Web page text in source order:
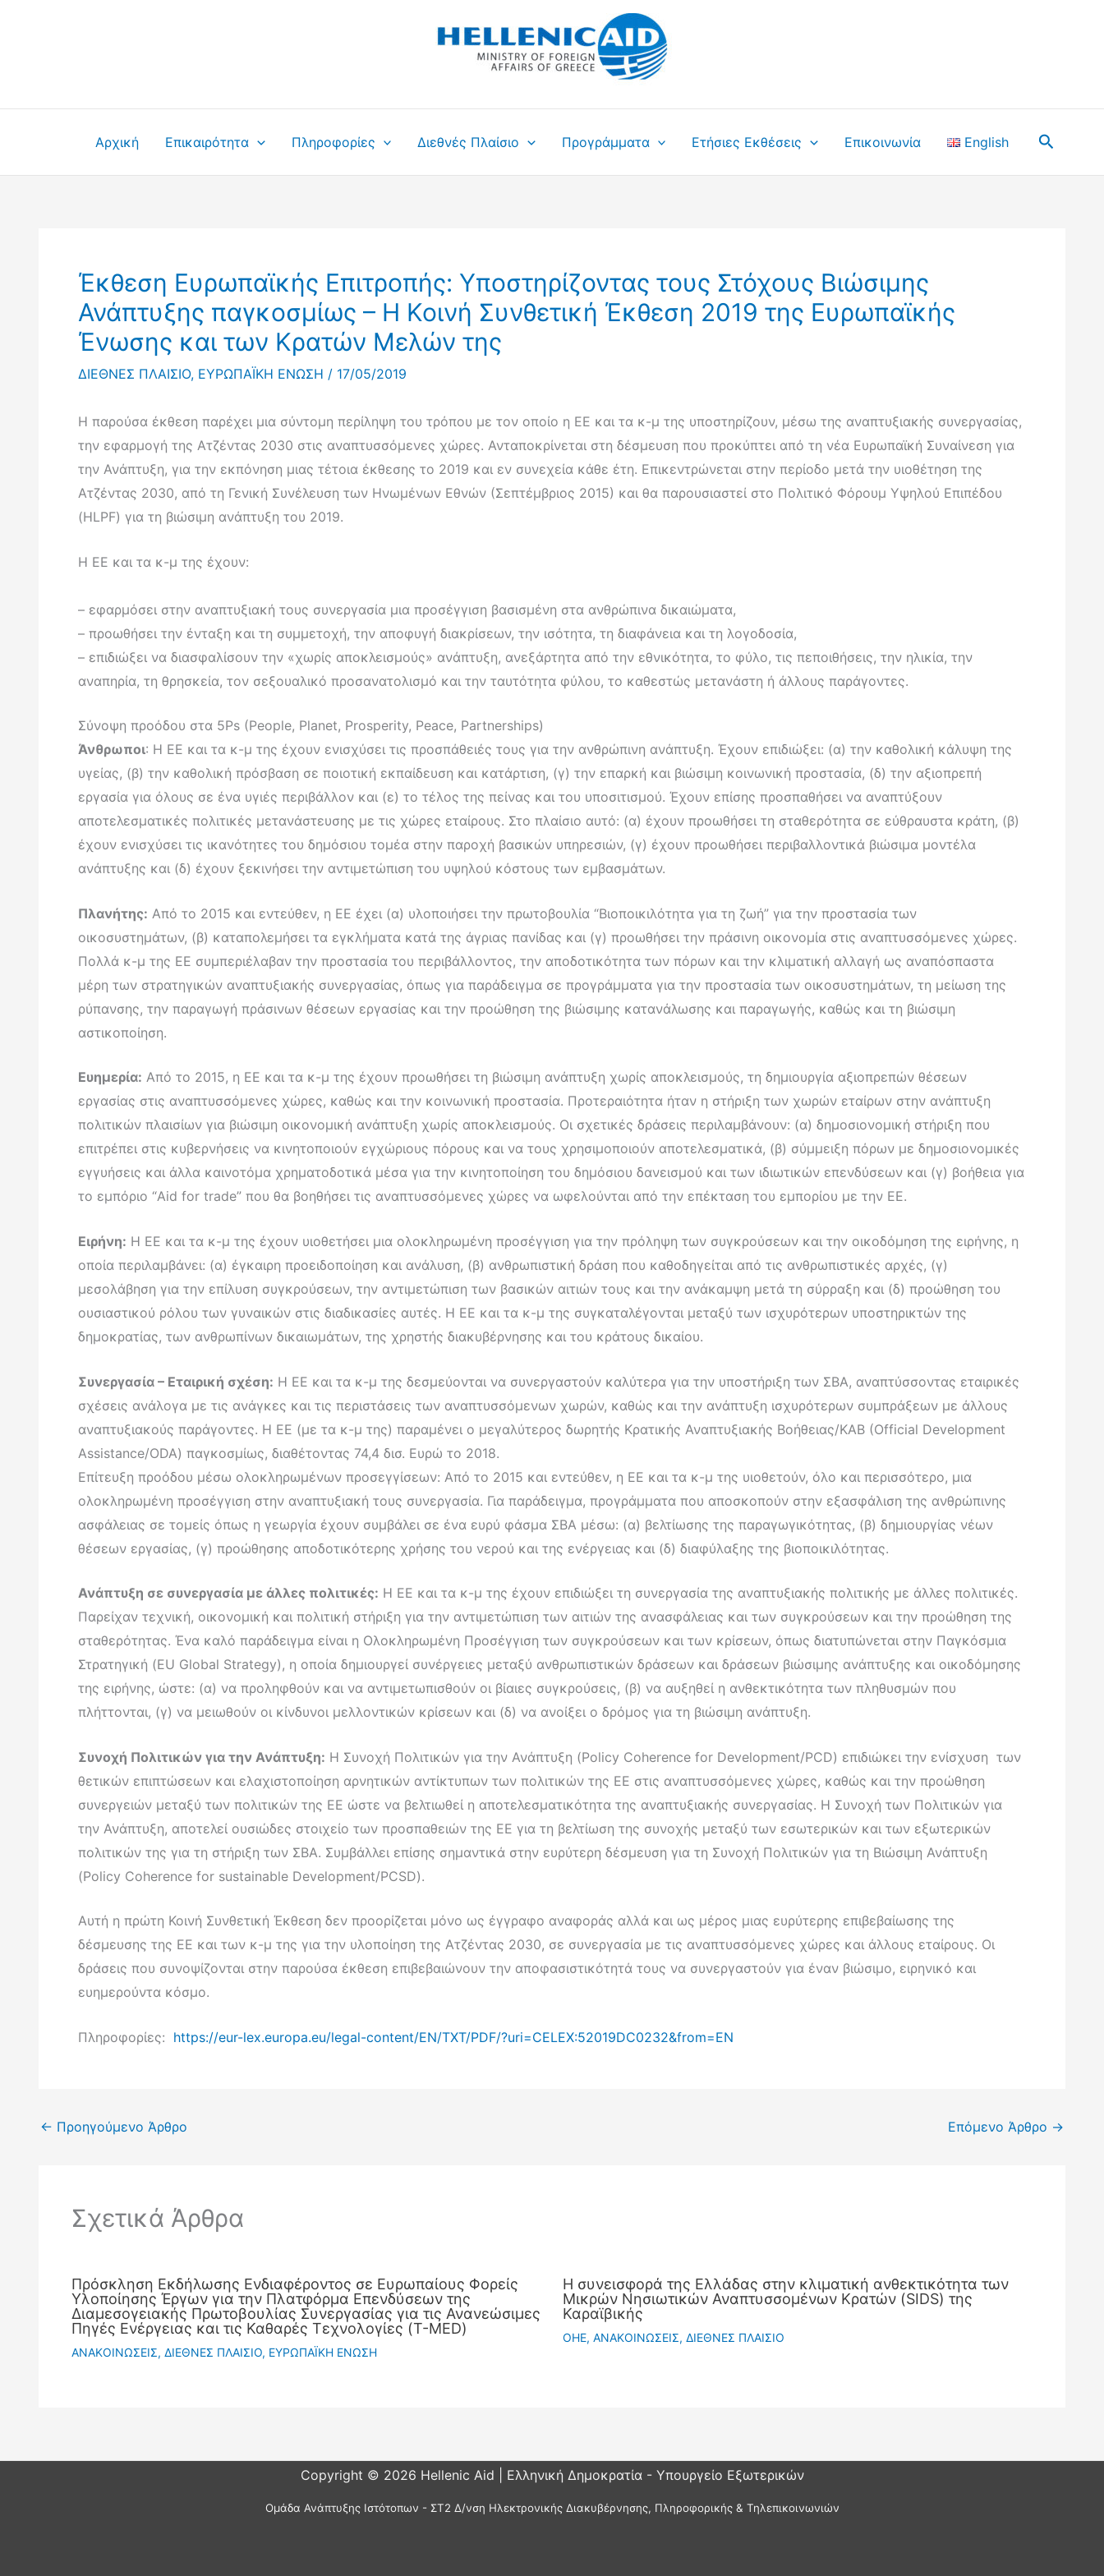
Αρχική Επικαιρότητα Πληροφορίες Διεθνές Πλαίσιο Προγράμματα Ετήσιες Εκθέσεις Επικοινωνία English
Έκθεση Ευρωπαϊκής Επιτροπής: Υποστηρίζοντας τους Στόχους Βιώσιμης
Ανάπτυξης παγκοσμίως – Η Κοινή Συνθετική Έκθεση 2019 της Ευρωπαϊκής
Ένωσης και των Κρατών Μελών της
ΔΙΕΘΝΕΣ ΠΛΑΙΣΙΟ, ΕΥΡΩΠΑΪΚΗ ΕΝΩΣΗ / 17/05/2019
Η παρούσα έκθεση παρέχει μια σύντομη περίληψη του τρόπου με τον οποίο η ΕΕ και τα κ-μ της υποστηρίζουν, μέσω της αναπτυξιακής συνεργασίας,
την εφαρμογή της Ατζέντας 2030 στις αναπτυσσόμενες χώρες. Ανταποκρίνεται στη δέσμευση που προκύπτει από τη νέα Ευρωπαϊκή Συναίνεση για
την Ανάπτυξη, για την εκπόνηση μιας τέτοια έκθεσης το 2019 και εν συνεχεία κάθε έτη. Επικεντρώνεται στην περίοδο μετά την υιοθέτηση της
Ατζέντας 2030, από τη Γενική Συνέλευση των Ηνωμένων Εθνών (Σεπτέμβριος 2015) και θα παρουσιαστεί στο Πολιτικό Φόρουμ Υψηλού Επιπέδου
(HLPF) για τη βιώσιμη ανάπτυξη του 2019.
Η ΕΕ και τα κ-μ της έχουν:
– εφαρμόσει στην αναπτυξιακή τους συνεργασία μια προσέγγιση βασισμένη στα ανθρώπινα δικαιώματα,
– προωθήσει την ένταξη και τη συμμετοχή, την αποφυγή διακρίσεων, την ισότητα, τη διαφάνεια και τη λογοδοσία,
– επιδιώξει να διασφαλίσουν την «χωρίς αποκλεισμούς» ανάπτυξη, ανεξάρτητα από την εθνικότητα, το φύλο, τις πεποιθήσεις, την ηλικία, την
αναπηρία, τη θρησκεία, τον σεξουαλικό προσανατολισμό και την ταυτότητα φύλου, το καθεστώς μετανάστη ή άλλους παράγοντες.
Σύνοψη προόδου στα 5Ps (People, Planet, Prosperity, Peace, Partnerships)
Άνθρωποι: Η ΕΕ και τα κ-μ της έχουν ενισχύσει τις προσπάθειές τους για την ανθρώπινη ανάπτυξη. Έχουν επιδιώξει: (α) την καθολική κάλυψη της
υγείας, (β) την καθολική πρόσβαση σε ποιοτική εκπαίδευση και κατάρτιση, (γ) την επαρκή και βιώσιμη κοινωνική προστασία, (δ) την αξιοπρεπή
εργασία για όλους σε ένα υγιές περιβάλλον και (ε) το τέλος της πείνας και του υποσιτισμού. Έχουν επίσης προσπαθήσει να αναπτύξουν
αποτελεσματικές πολιτικές μετανάστευσης με τις χώρες εταίρους. Στο πλαίσιο αυτό: (α) έχουν προωθήσει τη σταθερότητα σε εύθραυστα κράτη, (β)
έχουν ενισχύσει τις ικανότητες του δημόσιου τομέα στην παροχή βασικών υπηρεσιών, (γ) έχουν προωθήσει περιβαλλοντικά βιώσιμα μοντέλα
ανάπτυξης και (δ) έχουν ξεκινήσει την αντιμετώπιση του υψηλού κόστους των εμβασμάτων.
Πλανήτης: Από το 2015 και εντεύθεν, η ΕΕ έχει (α) υλοποιήσει την πρωτοβουλία “Βιοποικιλότητα για τη ζωή” για την προστασία των
οικοσυστημάτων, (β) καταπολεμήσει τα εγκλήματα κατά της άγριας πανίδας και (γ) προωθήσει την πράσινη οικονομία στις αναπτυσσόμενες χώρες.
Πολλά κ-μ της ΕΕ συμπεριέλαβαν την προστασία του περιβάλλοντος, την αποδοτικότητα των πόρων και την κλιματική αλλαγή ως αναπόσπαστα
μέρη των στρατηγικών αναπτυξιακής συνεργασίας, όπως για παράδειγμα σε προγράμματα για την προστασία των οικοσυστημάτων, τη μείωση της
ρύπανσης, την παραγωγή πράσινων θέσεων εργασίας και την προώθηση της βιώσιμης κατανάλωσης και παραγωγής, καθώς και τη βιώσιμη
αστικοποίηση.
Ευημερία: Από το 2015, η ΕΕ και τα κ-μ της έχουν προωθήσει τη βιώσιμη ανάπτυξη χωρίς αποκλεισμούς, τη δημιουργία αξιοπρεπών θέσεων
εργασίας στις αναπτυσσόμενες χώρες, καθώς και την κοινωνική προστασία. Προτεραιότητα ήταν η στήριξη των χωρών εταίρων στην ανάπτυξη
πολιτικών πλαισίων για βιώσιμη οικονομική ανάπτυξη χωρίς αποκλεισμούς. Οι σχετικές δράσεις περιλαμβάνουν: (α) δημοσιονομική στήριξη που
επιτρέπει στις κυβερνήσεις να κινητοποιούν εγχώριους πόρους και να τους χρησιμοποιούν αποτελεσματικά, (β) σύμμειξη πόρων με δημοσιονομικές
εγγυήσεις και άλλα καινοτόμα χρηματοδοτικά μέσα για την κινητοποίηση του δημόσιου δανεισμού και των ιδιωτικών επενδύσεων και (γ) βοήθεια για
το εμπόριο “Aid for trade” που θα βοηθήσει τις αναπτυσσόμενες χώρες να ωφελούνται από την επέκταση του εμπορίου με την ΕΕ.
Ειρήνη: Η ΕΕ και τα κ-μ της έχουν υιοθετήσει μια ολοκληρωμένη προσέγγιση για την πρόληψη των συγκρούσεων και την οικοδόμηση της ειρήνης, η
οποία περιλαμβάνει: (α) έγκαιρη προειδοποίηση και ανάλυση, (β) ανθρωπιστική δράση που καθοδηγείται από τις ανθρωπιστικές αρχές, (γ)
μεσολάβηση για την επίλυση συγκρούσεων, την αντιμετώπιση των βασικών αιτιών τους και την ανάκαμψη μετά τη σύρραξη και (δ) προώθηση του
ουσιαστικού ρόλου των γυναικών στις διαδικασίες αυτές. Η ΕΕ και τα κ-μ της συγκαταλέγονται μεταξύ των ισχυρότερων υποστηρικτών της
δημοκρατίας, των ανθρωπίνων δικαιωμάτων, της χρηστής διακυβέρνησης και του κράτους δικαίου.
Συνεργασία – Εταιρική σχέση: Η ΕΕ και τα κ-μ της δεσμεύονται να συνεργαστούν καλύτερα για την υποστήριξη των ΣΒΑ, αναπτύσσοντας εταιρικές
σχέσεις ανάλογα με τις ανάγκες και τις περιστάσεις των αναπτυσσόμενων χωρών, καθώς και την ανάπτυξη ισχυρότερων συμπράξεων με άλλους
αναπτυξιακούς παράγοντες. Η ΕΕ (με τα κ-μ της) παραμένει ο μεγαλύτερος δωρητής Κρατικής Αναπτυξιακής Βοήθειας/ΚΑΒ (Official Development
Assistance/ODA) παγκοσμίως, διαθέτοντας 74,4 δισ. Ευρώ το 2018.
Επίτευξη προόδου μέσω ολοκληρωμένων προσεγγίσεων: Από το 2015 και εντεύθεν, η ΕΕ και τα κ-μ της υιοθετούν, όλο και περισσότερο, μια
ολοκληρωμένη προσέγγιση στην αναπτυξιακή τους συνεργασία. Για παράδειγμα, προγράμματα που αποσκοπούν στην εξασφάλιση της ανθρώπινης
ασφάλειας σε τομείς όπως η γεωργία έχουν συμβάλει σε ένα ευρύ φάσμα ΣΒΑ μέσω: (α) βελτίωσης της παραγωγικότητας, (β) δημιουργίας νέων
θέσεων εργασίας, (γ) προώθησης αποδοτικότερης χρήσης του νερού και της ενέργειας και (δ) διαφύλαξης της βιοποικιλότητας.
Ανάπτυξη σε συνεργασία με άλλες πολιτικές: Η ΕΕ και τα κ-μ της έχουν επιδιώξει τη συνεργασία της αναπτυξιακής πολιτικής με άλλες πολιτικές.
Παρείχαν τεχνική, οικονομική και πολιτική στήριξη για την αντιμετώπιση των αιτιών της ανασφάλειας και των συγκρούσεων και την προώθηση της
σταθερότητας. Ένα καλό παράδειγμα είναι η Ολοκληρωμένη Προσέγγιση των συγκρούσεων και των κρίσεων, όπως διατυπώνεται στην Παγκόσμια
Στρατηγική (EU Global Strategy), η οποία δημιουργεί συνέργειες μεταξύ ανθρωπιστικών δράσεων και δράσεων βιώσιμης ανάπτυξης και οικοδόμησης
της ειρήνης, ώστε: (α) να προληφθούν και να αντιμετωπισθούν οι βίαιες συγκρούσεις, (β) να αυξηθεί η ανθεκτικότητα των πληθυσμών που
πλήττονται, (γ) να μειωθούν οι κίνδυνοι μελλοντικών κρίσεων και (δ) να ανοίξει ο δρόμος για τη βιώσιμη ανάπτυξη.
Συνοχή Πολιτικών για την Ανάπτυξη: Η Συνοχή Πολιτικών για την Ανάπτυξη (Policy Coherence for Development/PCD) επιδιώκει την ενίσχυση των
θετικών επιπτώσεων και ελαχιστοποίηση αρνητικών αντίκτυπων των πολιτικών της ΕΕ στις αναπτυσσόμενες χώρες, καθώς και την προώθηση
συνεργειών μεταξύ των πολιτικών της ΕΕ ώστε να βελτιωθεί η αποτελεσματικότητα της αναπτυξιακής συνεργασίας. Η Συνοχή των Πολιτικών για
την Ανάπτυξη, αποτελεί ουσιώδες στοιχείο των προσπαθειών της ΕΕ για τη βελτίωση της συνοχής μεταξύ των εσωτερικών και των εξωτερικών
πολιτικών της για τη στήριξη των ΣΒΑ. Συμβάλλει επίσης σημαντικά στην ευρύτερη δέσμευση για τη Συνοχή Πολιτικών για τη Βιώσιμη Ανάπτυξη
(Policy Coherence for sustainable Development/PCSD).
Αυτή η πρώτη Κοινή Συνθετική Έκθεση δεν προορίζεται μόνο ως έγγραφο αναφοράς αλλά και ως μέρος μιας ευρύτερης επιβεβαίωσης της
δέσμευσης της ΕΕ και των κ-μ της για την υλοποίηση της Ατζέντας 2030, σε συνεργασία με τις αναπτυσσόμενες χώρες και άλλους εταίρους. Οι
δράσεις που συνοψίζονται στην παρούσα έκθεση επιβεβαιώνουν την αποφασιστικότητά τους να συνεργαστούν για έναν βιώσιμο, ειρηνικό και
ευημερούντα κόσμο.
Πληροφορίες: https://eur-lex.europa.eu/legal-content/EN/TXT/PDF/?uri=CELEX:52019DC0232&from=EN
← Προηγούμενο Άρθρο Επόμενο Άρθρο →
Σχετικά Άρθρα
Πρόσκληση Εκδήλωσης Ενδιαφέροντος σε Ευρωπαίους Φορείς
Υλοποίησης Έργων για την Πλατφόρμα Επενδύσεων της
Διαμεσογειακής Πρωτοβουλίας Συνεργασίας για τις Ανανεώσιμες
Πηγές Ενέργειας και τις Καθαρές Τεχνολογίες (T-MED)
ΑΝΑΚΟΙΝΩΣΕΙΣ, ΔΙΕΘΝΕΣ ΠΛΑΙΣΙΟ, ΕΥΡΩΠΑΪΚΗ ΕΝΩΣΗ
Η συνεισφορά της Ελλάδας στην κλιματική ανθεκτικότητα των
Μικρών Νησιωτικών Αναπτυσσομένων Κρατών (SIDS) της
Καραϊβικής
OHE, ΑΝΑΚΟΙΝΩΣΕΙΣ, ΔΙΕΘΝΕΣ ΠΛΑΙΣΙΟ
Copyright © 2026 Hellenic Aid | Ελληνική Δημοκρατία - Υπουργείο Εξωτερικών
Ομάδα Ανάπτυξης Ιστότοπων - ΣΤ2 Δ/νση Ηλεκτρονικής Διακυβέρνησης, Πληροφορικής & Τηλεπικοινωνιών